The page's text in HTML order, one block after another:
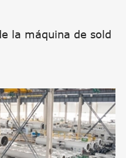
la máquina de sold